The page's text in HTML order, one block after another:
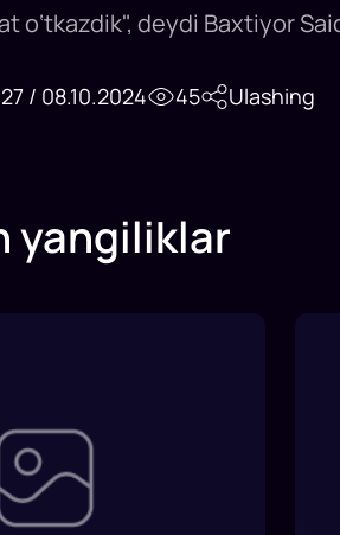
o‘tkazdik", deydi Baxtiyor
/ 08.10.2024 45 Ulashing
yangiliklar